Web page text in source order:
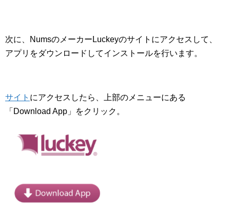
次に、NumsのメーカーLuckeyのサイトにアクセスして、
アプリをダウンロードしてインストールを行います。
サイト にアクセスしたら、上部のメニューにある
「Download App」をクリック。